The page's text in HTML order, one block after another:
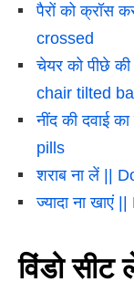
पैरों को क्रॉस
crossed
चेयर को पीछे
chair tilted
नींद की दवाई
pills
शराब ना लें ||
ज्यादा ना खाएं
विंडो